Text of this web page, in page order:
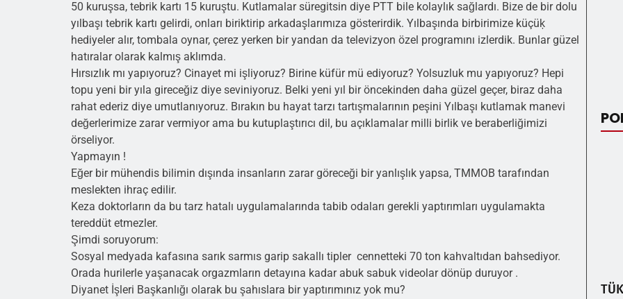
50 kuruşsa, tebrik kartı 15 kuruştu. Kutlamalar süregitsin diye PTT bile kolaylık sağlardı. Bize de bir dolu
yılbaşı tebrik kartı gelirdi, onları biriktirip arkadaşlarımıza gösterirdik. Yılbaşında birbirimize küçüķ
hediyeler alır, tombala oynar, çerez yerken bir yandan da televizyon özel programını izlerdik. Bunlar güzel
hatıralar olarak kalmış aklımda.
Hırsızlık mı yapıyoruz? Cinayet mi işliyoruz? Birine küfür mü ediyoruz? Yolsuzluk mu yapıyoruz? Hepi
topu yeni bir yıla gireceğiz diye seviniyoruz. Belki yeni yıl bir öncekinden daha güzel geçer, biraz daha
rahat ederiz diye umutlanıyoruz. Bırakın bu hayat tarzı tartışmalarının peşini Yılbaşı kutlamak manevi
değerlerimize zarar vermiyor ama bu kutuplaştırıcı dil, bu açıklamalar milli birlik ve beraberliğimizi
örseliyor.
Yapmayın !
Eğer bir mühendis bilimin dışında insanların zarar göreceği bir yanlışlık yapsa, TMMOB tarafından
meslekten ihraç edilir.
Keza doktorların da bu tarz hatalı uygulamalarında tabib odaları gerekli yaptırımları uygulamakta
tereddüt etmezler.
Şimdi soruyorum:
Sosyal medyada kafasına sarık sarmıs garip sakallı tipler cennetteki 70 ton kahvaltıdan bahsediyor.
Orada hurilerle yaşanacak orgazmların detayına kadar abuk sabuk videolar dönüp duruyor .
Diyanet İşleri Başkanlığı olarak bu şahıslara bir yaptırımınız yok mu?